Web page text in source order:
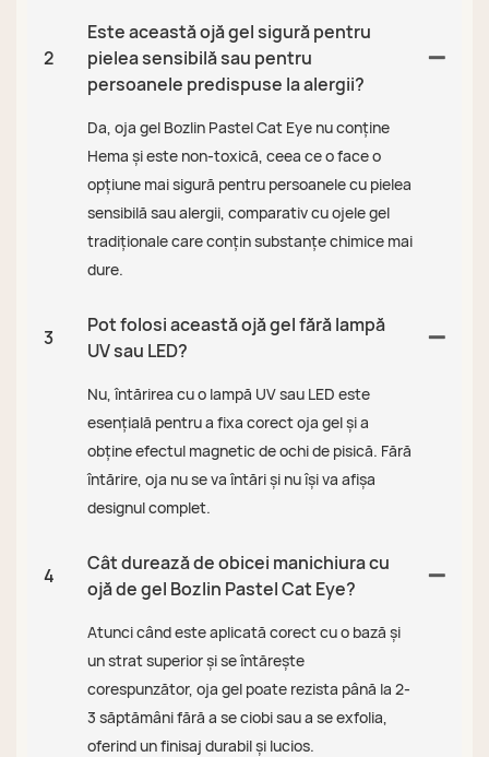
2
Este această ojă gel sigură pentru
pielea sensibilă sau pentru
persoanele predispuse la alergii?
Da, oja gel Bozlin Pastel Cat Eye nu conține
Hema și este non-toxică, ceea ce o face o
opțiune mai sigură pentru persoanele cu pielea
sensibilă sau alergii, comparativ cu ojele gel
tradiționale care conțin substanțe chimice mai
dure.
3
Pot folosi această ojă gel fără lampă
UV sau LED?
Nu, întărirea cu o lampă UV sau LED este
esențială pentru a fixa corect oja gel și a
obține efectul magnetic de ochi de pisică. Fără
întărire, oja nu se va întări și nu își va afișa
designul complet.
4
Cât durează de obicei manichiura cu
ojă de gel Bozlin Pastel Cat Eye?
Atunci când este aplicată corect cu o bază și
un strat superior și se întărește
corespunzător, oja gel poate rezista până la 2-
3 săptămâni fără a se ciobi sau a se exfolia,
oferind un finisaj durabil și lucios.